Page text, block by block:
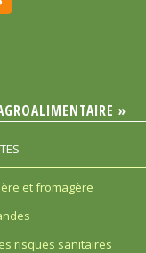
»
et fromagère
risques sanitaires